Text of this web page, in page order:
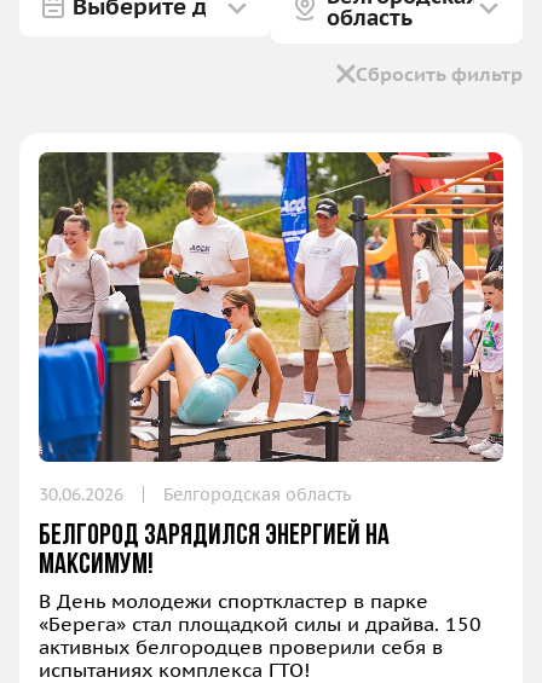
область
Сбросить фильтр
30.06.2026 Белгородская область
Белгород зарядился энергией на
максимум!
В День молодежи спорткластер в парке
«Берега» стал площадкой силы и драйва. 150
активных белгородцев проверили себя в
испытаниях комплекса ГТО!